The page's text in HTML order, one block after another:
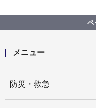
新型コロナウイ
認について
ペ
メニュー
防災・救急